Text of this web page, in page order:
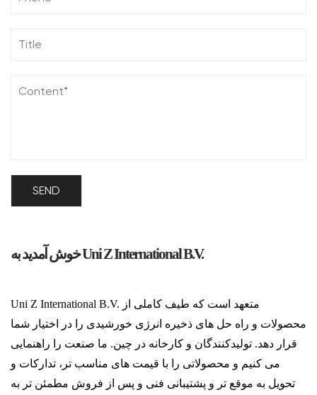
خوش آمدید به Uni Z International B.V.
Uni Z International B.V. متعهد است که طیف کاملی از
محصولات و راه حل های ذخیره انرژی خورشیدی را در اختیار شما
قرار دهد. تولیدکنندگان و کارخانه در چین. ما صنعت را راهنمایی
می کنیم و محصولاتی را با قیمت های مناسب تر، تدارکات و
تحویل به موقع تر و پشتیبانی فنی و پس از فروش مطمئن تر به